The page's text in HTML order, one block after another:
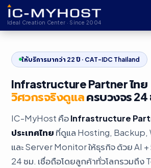
Ideal Creation Center · Since 2004
ให้บริการมากว่า 22 ปี · CAT-IDC Thailand
Infrastructure Partner ไทย
วิศวกรจริงดูแลครบวงจร 24
IC-MyHost คือInfrastructure
ประเทศไทย ที่ดูแล Hosting, Backup,
และ Server Monitor ให้ธุรกิจ ด้วย AI
24 ชม. เชื่อถือโดยลูกค้าทั่วโลกรวมถึง